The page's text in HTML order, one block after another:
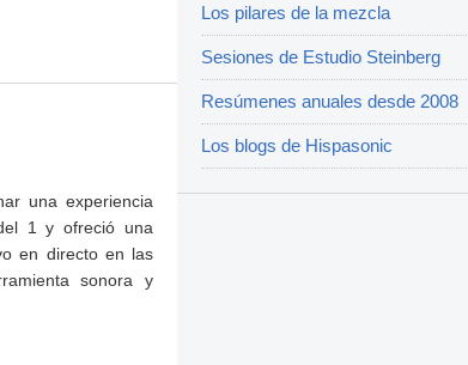
una experiencia
1 y ofreció una
en directo en las
sonora y
Los pilares de la mezcla
Sesiones de Estudio Steinberg
Resúmenes anuales desde 2008
Los blogs de Hispasonic